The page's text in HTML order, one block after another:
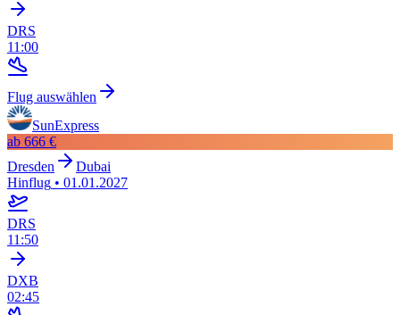
DRS
11:00
Flug auswählen
SunExpress
ab 666 €
Dresden
Dubai
Hinflug • 01.01.2027
DRS
11:50
DXB
02:45